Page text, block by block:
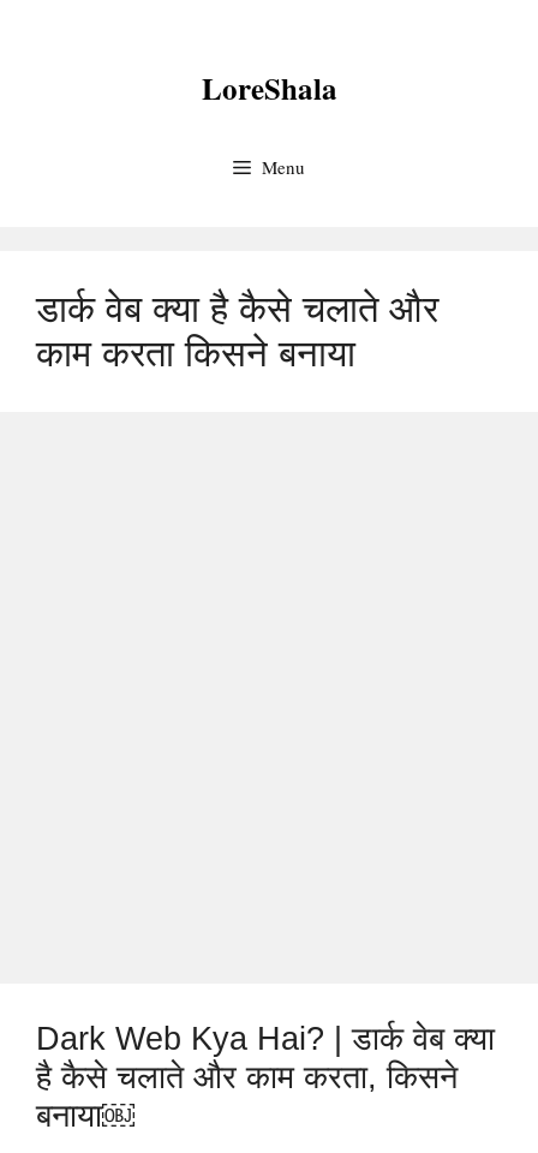
LoreShala
Menu
डार्क वेब क्या है कैसे चलाते और
काम करता किसने बनाया
Dark Web Kya Hai? | डार्क वेब क्या
है कैसे चलाते और काम करता, किसने
बनाया￼